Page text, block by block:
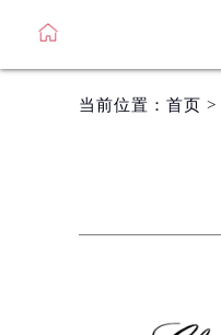
当前位置： 首页 >